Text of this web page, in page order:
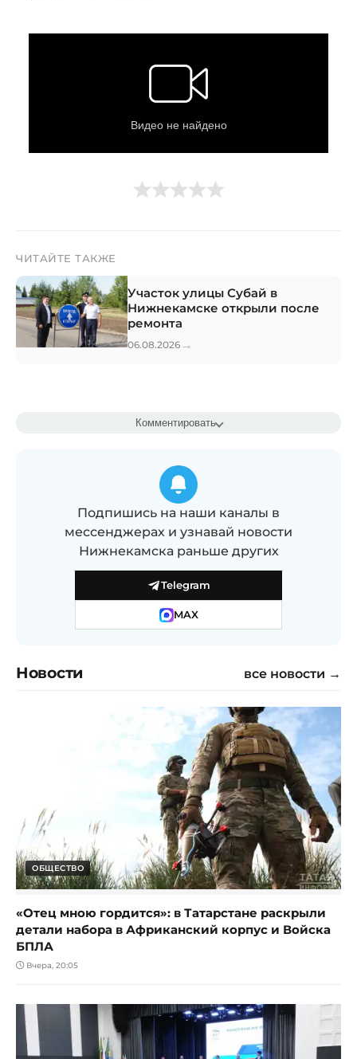
ЧИТАЙТЕ ТАКЖЕ
Участок улицы Субай в
Нижнекамске открыли после
ремонта
06.08.2026 →
Комментировать
Подпишись на наши каналы в
мессенджерах и узнавай новости
Нижнекамска раньше других
Telegram
MAX
Новости все новости →
ОБЩЕСТВО
«Отец мною гордится»: в Татарстане раскрыли
детали набора в Африканский корпус и Войска
БПЛА
Вчера, 20:05